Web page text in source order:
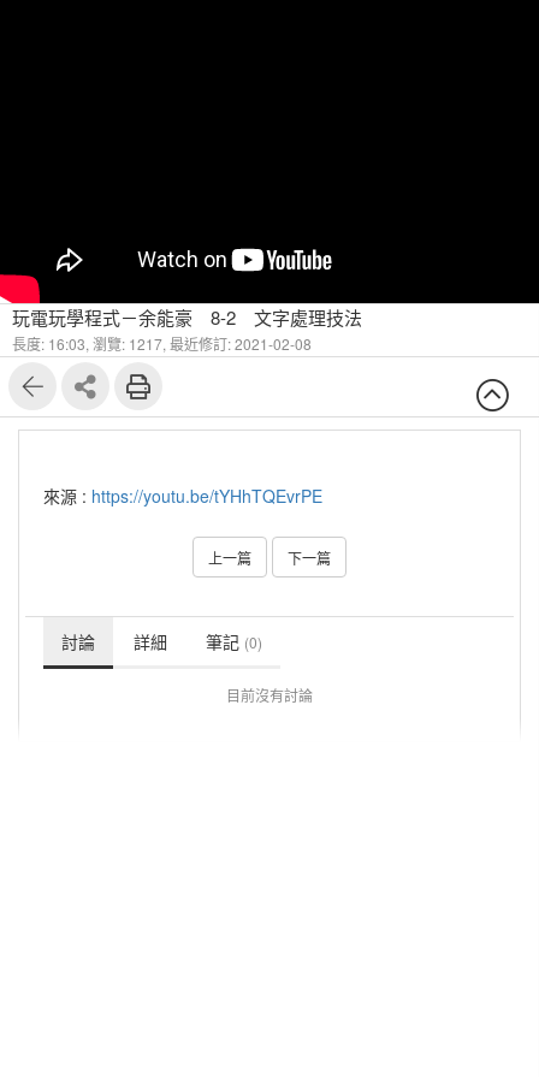
玩電玩學程式－余能豪 8-2 文字處理技法
長度: 16:03, 瀏覽: 1217, 最近修訂: 2021-02-08
來源 : https://youtu.be/tYHhTQEvrPE
上一篇 下一篇
討論 詳細 筆記 (0)
目前沒有討論